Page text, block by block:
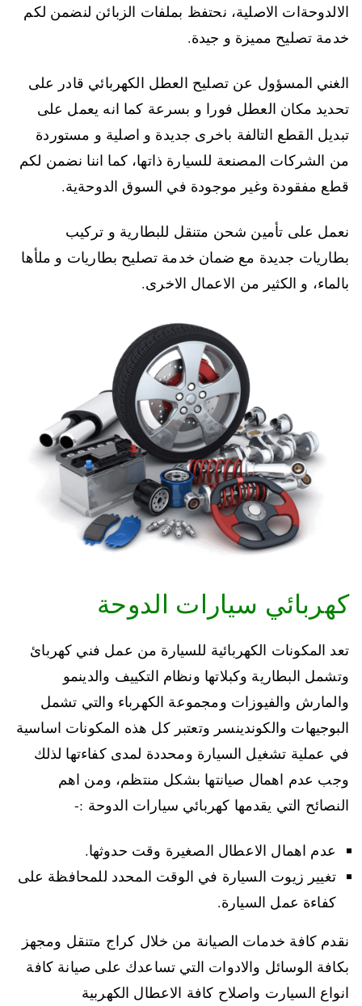
الالدوحةات الاصلية، نحتفظ بملفات الزبائن لنضمن لكم
خدمة تصليح مميزة و جيدة.
الغني المسؤول عن تصليح العطل الكهربائي قادر على
تحديد مكان العطل فورا و بسرعة كما انه يعمل على
تبديل القطع التالفة باخرى جديدة و اصلية و مستوردة
من الشركات المصنعة للسيارة ذاتها، كما اننا نضمن لكم
قطع مفقودة وغير موجودة في السوق الدوحةية.
نعمل على تأمين شحن متنقل للبطارية و تركيب
بطاريات جديدة مع ضمان خدمة تصليح بطاريات و ملأها
بالماء، و الكثير من الاعمال الاخرى.
كهربائي سيارات الدوحة
تعد المكونات الكهربائية للسيارة من عمل فني كهربائ
وتشمل البطارية وكبلاتها ونظام التكييف والدينمو
والمارش والفيوزات ومجموعة الكهرباء والتي تشمل
البوجيهات والكوندينسر وتعتبر كل هذه المكونات اساسية
في عملية تشغيل السيارة ومحددة لمدى كفاءتها لذلك
وجب عدم اهمال صيانتها بشكل منتظم، ومن اهم
النصائح التي يقدمها كهربائي سيارات الدوحة :-
عدم اهمال الاعطال الصغيرة وقت حدوثها.
تغيير زيوت السيارة في الوقت المحدد للمحافظة على
كفاءة عمل السيارة.
نقدم كافة خدمات الصيانة من خلال كراج متنقل ومجهز
بكافة الوسائل والادوات التي تساعدك على صيانة كافة
انواع السيارت واصلاح كافة الاعطال الكهربية